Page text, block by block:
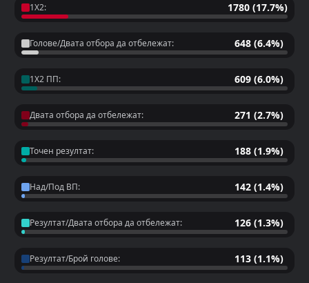
1X2: 1780 (17.7%)
Голове/Двата отбора да отбележат: 648 (6.4%)
1X2 ПП: 609 (6.0%)
Двата отбора да отбележат: 271 (2.7%)
Точен резултат: 188 (1.9%)
Над/Под ВП: 142 (1.4%)
Резултат/Двата отбора да отбележат: 126 (1.3%)
Резултат/Брой голове: 113 (1.1%)